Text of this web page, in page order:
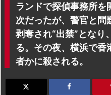
ランドで探偵事務所を
次だったが、警官と問
剥奪され“出禁”となり
る。その夜、横浜で香
者かに殺される。